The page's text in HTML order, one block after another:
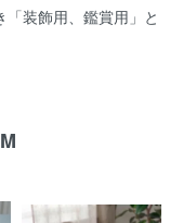
装飾用、鑑賞用」と